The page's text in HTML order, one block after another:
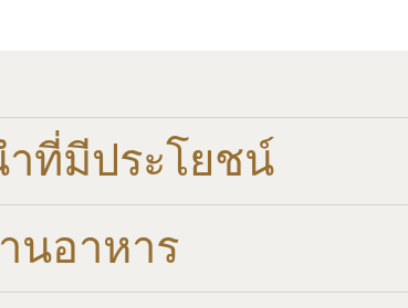
ที่มีประโยชน์
นอาหาร